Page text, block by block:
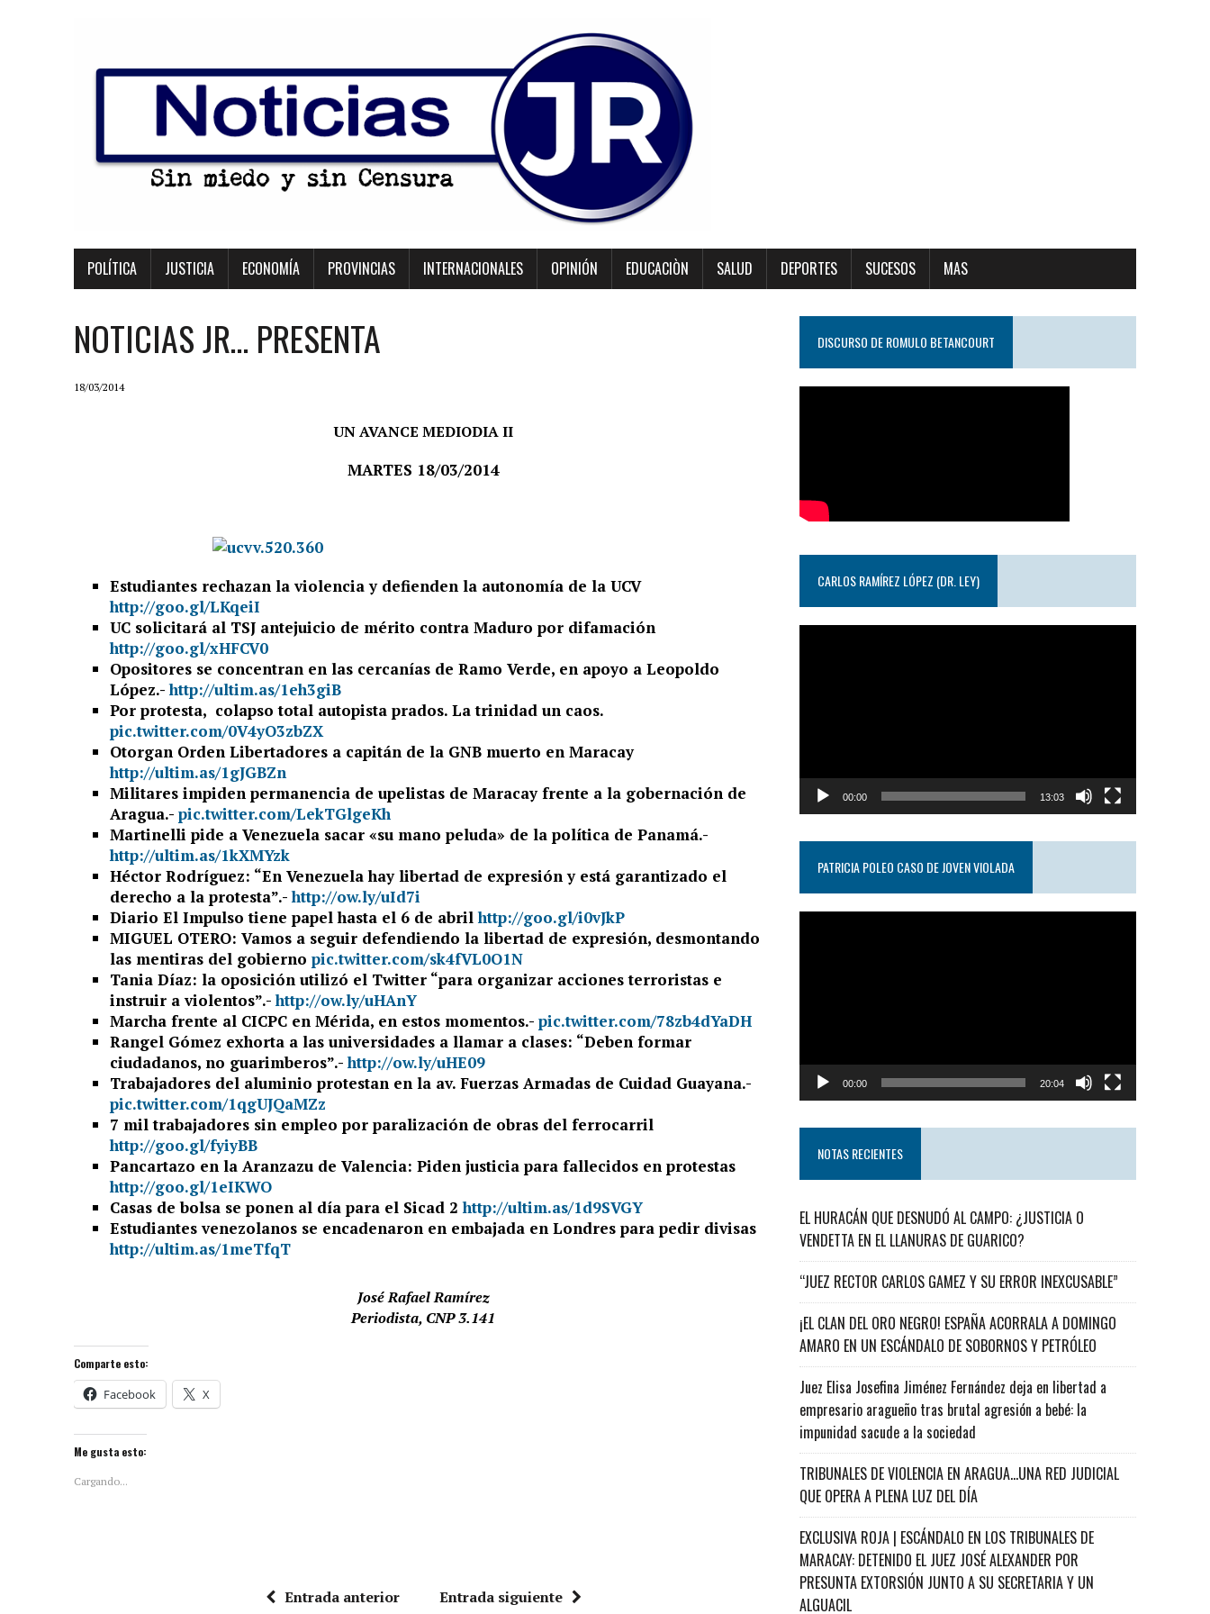
POLÍTICA JUSTICIA ECONOMÍA PROVINCIAS INTERNACIONALES OPINIÓN EDUCACIÒN SALUD DEPORTES SUCESOS MAS
NOTICIAS JR… PRESENTA
18/03/2014
UN AVANCE MEDIODIA II
MARTES 18/03/2014
Estudiantes rechazan la violencia y defienden la autonomía de la UCV
http://goo.gl/LKqeiI
UC solicitará al TSJ antejuicio de mérito contra Maduro por difamación
http://goo.gl/xHFCV0
Opositores se concentran en las cercanías de Ramo Verde, en apoyo a Leopoldo
López.-http://ultim.as/1eh3giB
Por protesta, colapso total autopista prados. La trinidad un caos.
pic.twitter.com/0V4yO3zbZX
Otorgan Orden Libertadores a capitán de la GNB muerto en Maracay
http://ultim.as/1gJGBZn
Militares impiden permanencia de upelistas de Maracay frente a la gobernación de
Aragua.- pic.twitter.com/LekTGlgeKh
Martinelli pide a Venezuela sacar «su mano peluda» de la política de Panamá.-
http://ultim.as/1kXMYzk
Héctor Rodríguez: “En Venezuela hay libertad de expresión y está garantizado el
derecho a la protesta”.-http://ow.ly/uId7i
Diario El Impulso tiene papel hasta el 6 de abrilhttp://goo.gl/i0vJkP
MIGUEL OTERO: Vamos a seguir defendiendo la libertad de expresión, desmontando
las mentiras del gobierno pic.twitter.com/sk4fVL0O1N
Tania Díaz: la oposición utilizó el Twitter “para organizar acciones terroristas e
instruir a violentos”.-http://ow.ly/uHAnY
Marcha frente al CICPC en Mérida, en estos momentos.- pic.twitter.com/78zb4dYaDH
Rangel Gómez exhorta a las universidades a llamar a clases: “Deben formar
ciudadanos, no guarimberos”.-http://ow.ly/uHE09
Trabajadores del aluminio protestan en la av. Fuerzas Armadas de Cuidad Guayana.-
pic.twitter.com/1qgUJQaMZz
7 mil trabajadores sin empleo por paralización de obras del ferrocarril
http://goo.gl/fyiyBB
Pancartazo en la Aranzazu de Valencia: Piden justicia para fallecidos en protestas
http://goo.gl/1eIKWO
Casas de bolsa se ponen al día para el Sicad 2http://ultim.as/1d9SVGY
Estudiantes venezolanos se encadenaron en embajada en Londres para pedir divisas
http://ultim.as/1meTfqT
José Rafael Ramírez
Periodista, CNP 3.141
Comparte esto:
Facebook X
Me gusta esto:
Cargando...
Entrada anterior Entrada siguiente
DISCURSO DE ROMULO BETANCOURT
CARLOS RAMÍREZ LÓPEZ (DR. LEY)
00:00 13:03
PATRICIA POLEO CASO DE JOVEN VIOLADA
00:00 20:04
NOTAS RECIENTES
EL HURACÁN QUE DESNUDÓ AL CAMPO: ¿JUSTICIA O
VENDETTA EN EL LLANURAS DE GUARICO?
“JUEZ RECTOR CARLOS GAMEZ Y SU ERROR INEXCUSABLE”
¡EL CLAN DEL ORO NEGRO! ESPAÑA ACORRALA A DOMINGO
AMARO EN UN ESCÁNDALO DE SOBORNOS Y PETRÓLEO
Juez Elisa Josefina Jiménez Fernández deja en libertad a
empresario aragueño tras brutal agresión a bebé: la
impunidad sacude a la sociedad
TRIBUNALES DE VIOLENCIA EN ARAGUA…UNA RED JUDICIAL
QUE OPERA A PLENA LUZ DEL DÍA
EXCLUSIVA ROJA | ESCÁNDALO EN LOS TRIBUNALES DE
MARACAY: DETENIDO EL JUEZ JOSÉ ALEXANDER POR
PRESUNTA EXTORSIÓN JUNTO A SU SECRETARIA Y UN
ALGUACIL